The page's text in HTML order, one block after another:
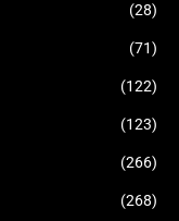
(28)
(71)
(122)
(123)
(266)
(268)